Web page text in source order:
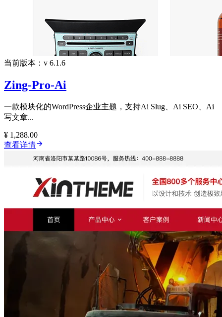
当前版本：v 6.1.6
Zing-Pro-Ai
一款模块化的WordPress企业主题，支持Ai Slug、Ai SEO、Ai
写文章...
¥ 1,288.00
查看详情